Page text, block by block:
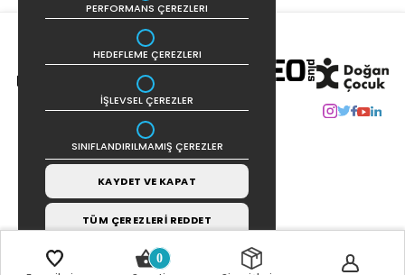
0
PERFORMANS ÇEREZLERI
HEDEFLEME ÇEREZLERI
İŞLEVSEL ÇEREZLER
SINIFLANDIRILMAMIŞ ÇEREZLER
KAYDET VE KAPAT
TÜM ÇEREZLERİ REDDET